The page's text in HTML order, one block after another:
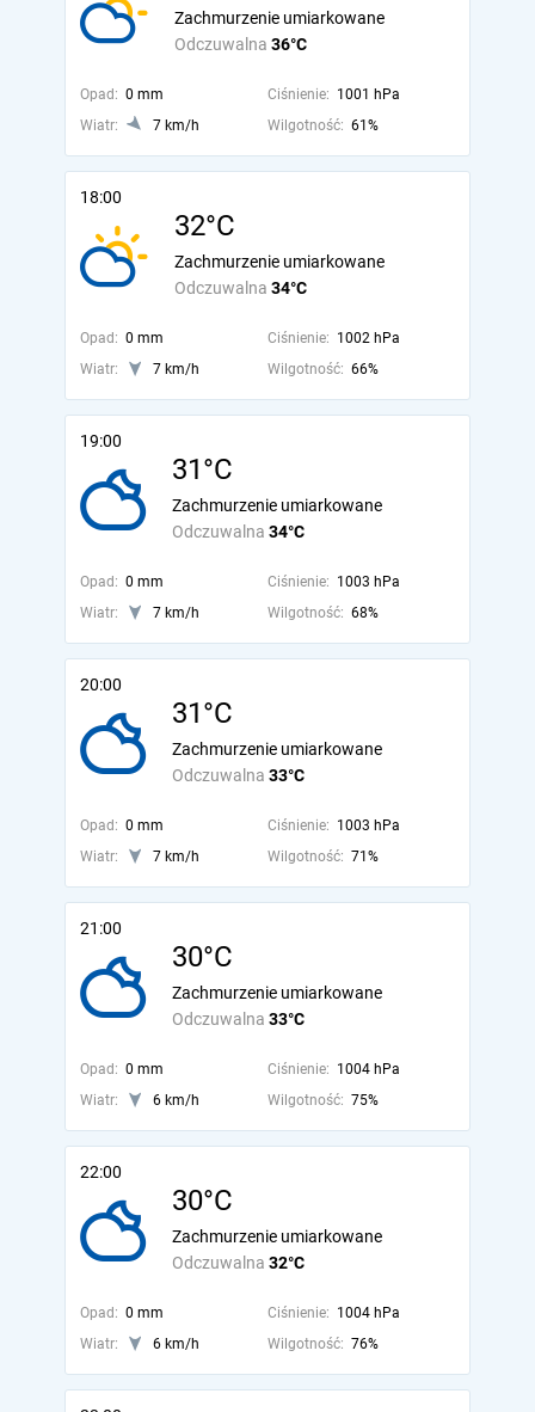
Odczuwalna 36°C
Zachmurzenie umiarkowane
Opad: 0 mm Ciśnienie: 1001 hPa
Wiatr:
7 km/h Wilgotność: 61%
18:00
32°C
Odczuwalna 34°C
Zachmurzenie umiarkowane
Opad: 0 mm Ciśnienie: 1002 hPa
Wiatr:
7 km/h Wilgotność: 66%
19:00
31°C
Odczuwalna 34°C
Zachmurzenie umiarkowane
Opad: 0 mm Ciśnienie: 1003 hPa
Wiatr:
7 km/h Wilgotność: 68%
20:00
31°C
Odczuwalna 33°C
Zachmurzenie umiarkowane
Opad: 0 mm Ciśnienie: 1003 hPa
Wiatr:
7 km/h Wilgotność: 71%
21:00
30°C
Odczuwalna 33°C
Zachmurzenie umiarkowane
Opad: 0 mm Ciśnienie: 1004 hPa
Wiatr:
6 km/h Wilgotność: 75%
22:00
30°C
Odczuwalna 32°C
Zachmurzenie umiarkowane
Opad: 0 mm Ciśnienie: 1004 hPa
Wiatr:
6 km/h Wilgotność: 76%